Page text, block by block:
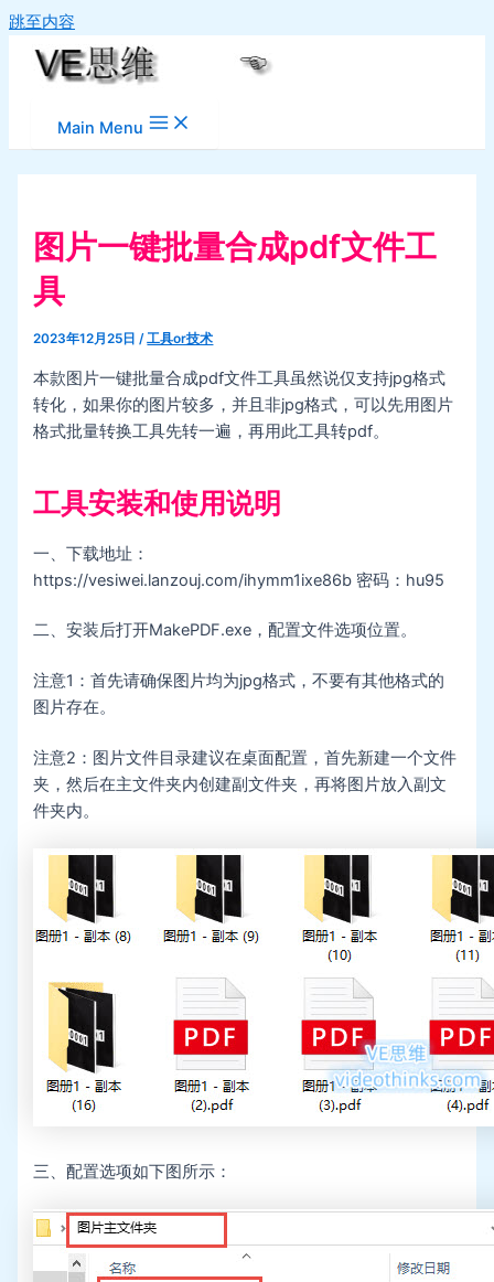
跳至内容
Main Menu
图片一键批量合成pdf文件工
具
2023年12月25日/工具or技术
本款图片一键批量合成pdf文件工具虽然说仅支持jpg格式
转化，如果你的图片较多，并且非jpg格式，可以先用图片
格式批量转换工具先转一遍，再用此工具转pdf。
工具安装和使用说明
一、下载地址：
https://vesiwei.lanzouj.com/ihymm1ixe86b 密码： hu95
二、安装后打开MakePDF.exe，配置文件选项位置。
注意1：首先请确保图片均为jpg格式，不要有其他格式的
图片存在。
注意2：图片文件目录建议在桌面配置，首先新建一个文件
夹，然后在主文件夹内创建副文件夹，再将图片放入副文
件夹内。
三、配置选项如下图所示：